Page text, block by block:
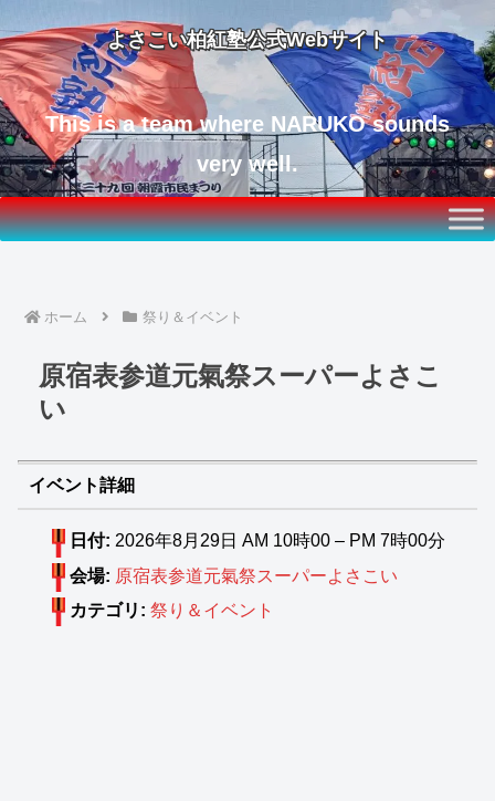
よさこい柏紅塾公式Webサイト
This is a team where NARUKO sounds
very well.
ホーム 祭り＆イベント
原宿表参道元氣祭スーパーよさこ
い
イベント詳細
日付: 2026年8月29日 AM 10時00 – PM 7時00分
会場: 原宿表参道元氣祭スーパーよさこい
カテゴリ: 祭り＆イベント